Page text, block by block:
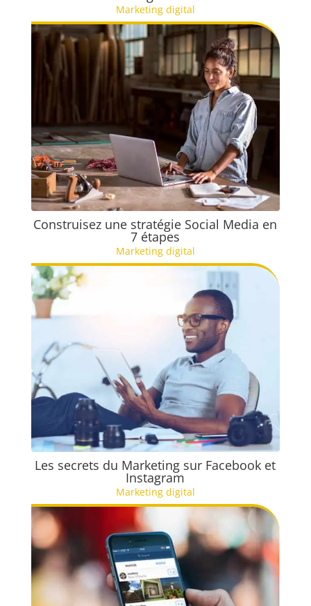
Marketing digital
Construisez une stratégie Social Media en
7 étapes
Marketing digital
Les secrets du Marketing sur Facebook et
Instagram
Marketing digital